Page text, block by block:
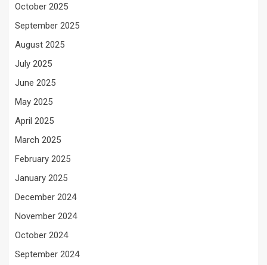
October 2025
September 2025
August 2025
July 2025
June 2025
May 2025
April 2025
March 2025
February 2025
January 2025
December 2024
November 2024
October 2024
September 2024